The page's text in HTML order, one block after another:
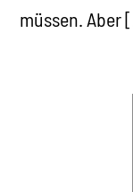
müssen. Aber